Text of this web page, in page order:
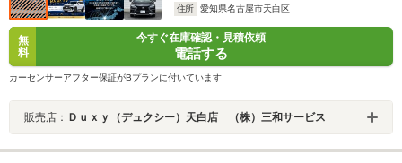
住所
愛知県名古屋市天白区
無
料
今すぐ在庫確認・見積依頼
電話する
カーセンサーアフター保証がBプランに付いています
販売店： Ｄｕｘｙ（デュクシー）天白店 （株）三和サービス